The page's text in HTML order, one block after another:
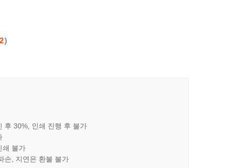
2)
후 30%, 인쇄 진행 후 불가
쇄 불가
손, 지연은 환불 불가